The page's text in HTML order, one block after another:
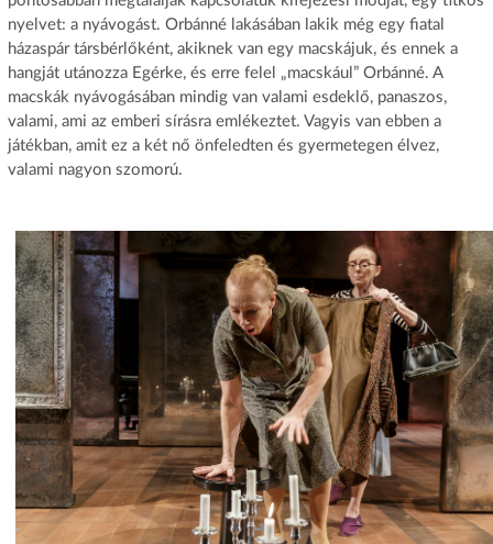
nyelvet: a nyávogást. Orbánné lakásában lakik még egy fiatal
házaspár társbérlőként, akiknek van egy macskájuk, és ennek a
hangját utánozza Egérke, és erre felel „macskául” Orbánné. A
macskák nyávogásában mindig van valami esdeklő, panaszos,
valami, ami az emberi sírásra emlékeztet. Vagyis van ebben a
játékban, amit ez a két nő önfeledten és gyermetegen élvez,
valami nagyon szomorú.